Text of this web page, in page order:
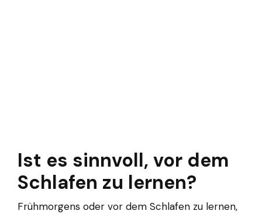
Ist es sinnvoll, vor dem
Schlafen zu lernen?
Frühmorgens oder vor dem Schlafen zu lernen,